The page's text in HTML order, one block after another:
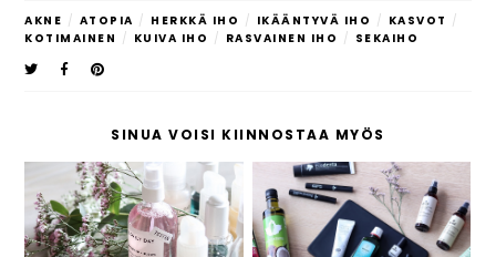
AKNE / ATOPIA / HERKKÄ IHO / IKÄÄNTYVÄ IHO / KASVOT /
KOTIMAINEN / KUIVA IHO / RASVAINEN IHO / SEKAIHO
SINUA VOISI KIINNOSTAA MYÖS